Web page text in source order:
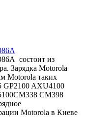
состоит из
Зарядка Motorola
Motorola таких
GP2100 AXU4100
CM398
Motorola в Киеве